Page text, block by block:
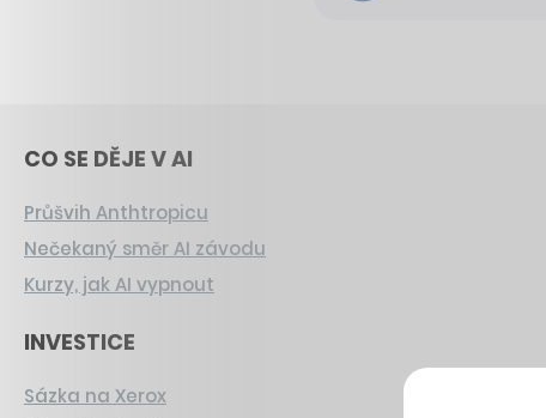
CO SE DĚJE V AI
Průšvih Anthtropicu
Nečekaný směr AI závodu
Kurzy, jak AI vypnout
INVESTICE
Sázka na Xerox